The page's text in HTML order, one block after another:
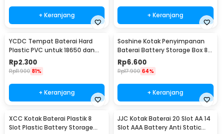
+ Keranjang + Keranjang
YCDC Tempat Baterai Hard
Plastic PVC untuk 18650 dan
16340 - Y1816
Rp2.300
Rp11.900 81%
+ Keranjang
Soshine Kotak Penyimpanan
Baterai Battery Storage Box 8
Slot for AA - CS18
Rp6.600
Rp17.900 64%
+ Keranjang
XCC Kotak Baterai Plastik 8
Slot Plastic Battery Storage
JJC Kotak Baterai 20 Slot AA 14
Slot AAA Battery Anti Static